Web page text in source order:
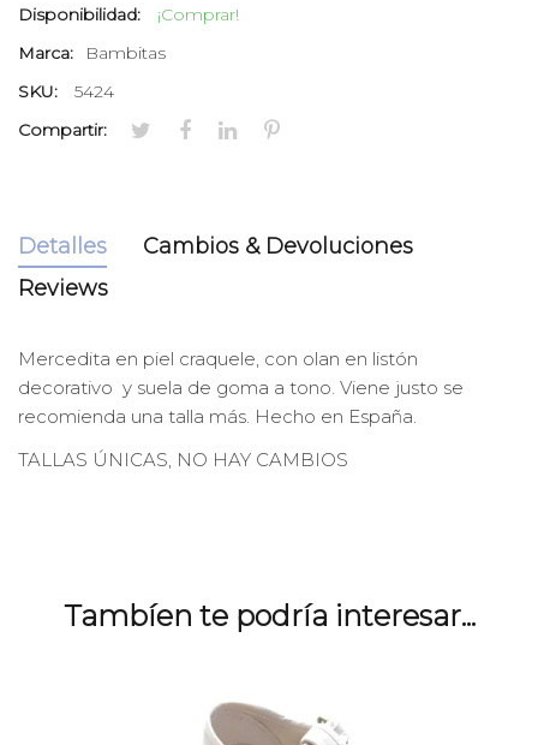
Disponibilidad:
¡Comprar!
Marca:
Bambitas
SKU:
5424
Compartir:
Detalles
Cambios & Devoluciones
Reviews
Mercedita en piel craquele, con olan en listón
decorativo y suela de goma a tono. Viene justo se
recomienda una talla más. Hecho en España.
TALLAS ÚNICAS, NO HAY CAMBIOS
Tambíen te podría interesar...